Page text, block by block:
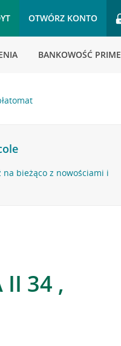
OTWÓRZ KONTO
BANKOWOŚĆ PRIME
na bieżąco z nowościami i
II 34 ,